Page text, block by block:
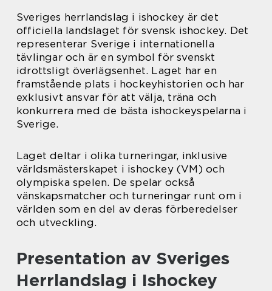
Sveriges herrlandslag i ishockey är det
officiella landslaget för svensk ishockey. Det
representerar Sverige i internationella
tävlingar och är en symbol för svenskt
idrottsligt överlägsenhet. Laget har en
framstående plats i hockeyhistorien och har
exklusivt ansvar för att välja, träna och
konkurrera med de bästa ishockeyspelarna i
Sverige.
Laget deltar i olika turneringar, inklusive
världsmästerskapet i ishockey (VM) och
olympiska spelen. De spelar också
vänskapsmatcher och turneringar runt om i
världen som en del av deras förberedelser
och utveckling.
Presentation av Sveriges
Herrlandslag i Ishockey